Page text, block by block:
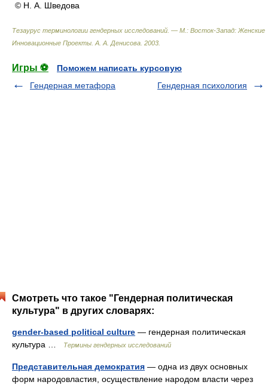
© Н. А. Шведова
Тезаурус терминологии гендерных исследований. — М.: Восток-Запад: Женские
Инновационные Проекты А. А. Денисова 2003
Игры ⚽
Поможем написать курсовую
Гендерная метафора
Гендерная психология
Смотреть что такое "Гендерная политическая
культура" в других словарях:
gender-based political culture — гендерная политическая
культура …
Термины гендерных исследований
Представительная демократия — одна из двух основных
форм народовластия, осуществление народом власти через